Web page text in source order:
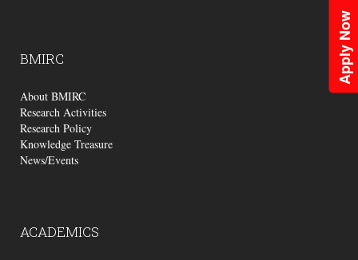
Apply Now
BMIRC
About BMIRC
Research Activities
Research Policy
Knowledge Treasure
News/Events
ACADEMICS